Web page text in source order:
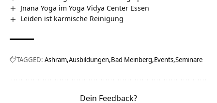
Jnana Yoga im Yoga Vidya Center Essen
Leiden ist karmische Reinigung
TAGGED: Ashram Ausbildungen Bad Meinberg Events Seminare
Dein Feedback?